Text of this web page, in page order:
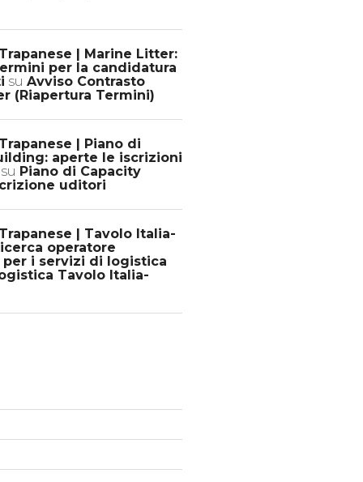
| Marine Litter:
per la candidatura
su Avviso Contrasto
(Riapertura Termini)
| Piano di
aperte le iscrizioni
su Piano di Capacity
uditori
| Tavolo Italia-
operatore
i servizi di logistica
Tavolo Italia-